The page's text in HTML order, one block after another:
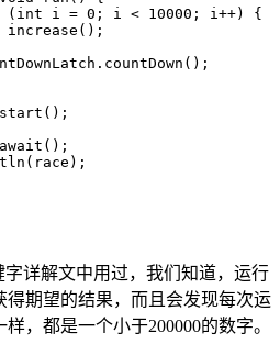
i = 0; i < 10000; i++) {
increase();
字详解文中用过，我们知道，运行
期望的结果，而且会发现每次运
，都是一个小于200000的数字。